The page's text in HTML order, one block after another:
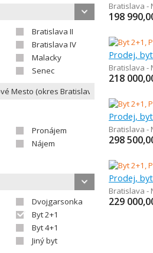
Bratislava II
Bratislava IV
Malacky
Senec
Pronájem
Nájem
Dvojgarsonka
Byt 2+1
Byt 4+1
Jiný byt
Bratislava -
198
Prodej,
Bratislava -
218
Prodej,
Bratislava -
298
Prodej,
Bratislava -
229